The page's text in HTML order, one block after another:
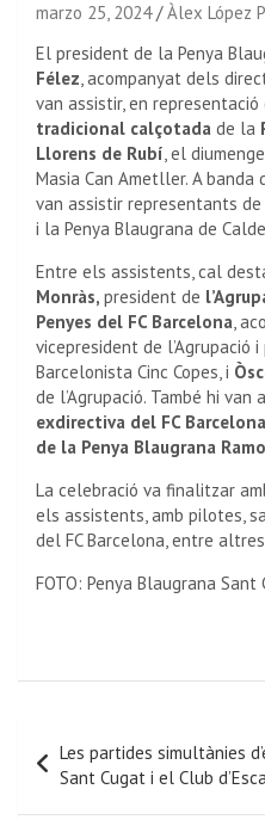
marzo 25, 2024
Àlex López
El president de la Penya
Félez, acompanyat dels
van assistir, en
tradicional calçotada de la
Llorens de Rubí, el
Masia Can Ametller. A banda
van assistir representants
i la Penya Blaugrana de
Entre els assistents, cal
Monràs, president de
Penyes del FC Barcelona,
vicepresident de l’Agrupació
Barcelonista Cinc Copes, i
de l’Agrupació. També hi van
exdirectiva del FC
de la Penya Blaugrana
La celebració va finalitzar
els assistents, amb pilotes,
del FC Barcelona, entre
FOTO: Penya Blaugrana Sant
Les partides simultànies
Sant Cugat i el Club